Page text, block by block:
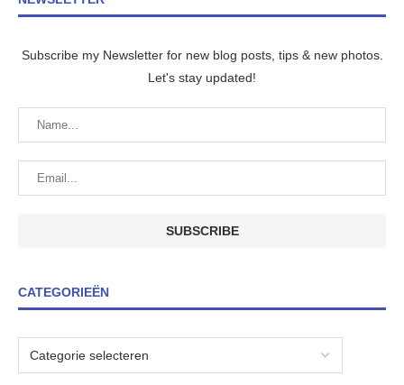
Subscribe my Newsletter for new blog posts, tips & new photos.
Let's stay updated!
CATEGORIEËN